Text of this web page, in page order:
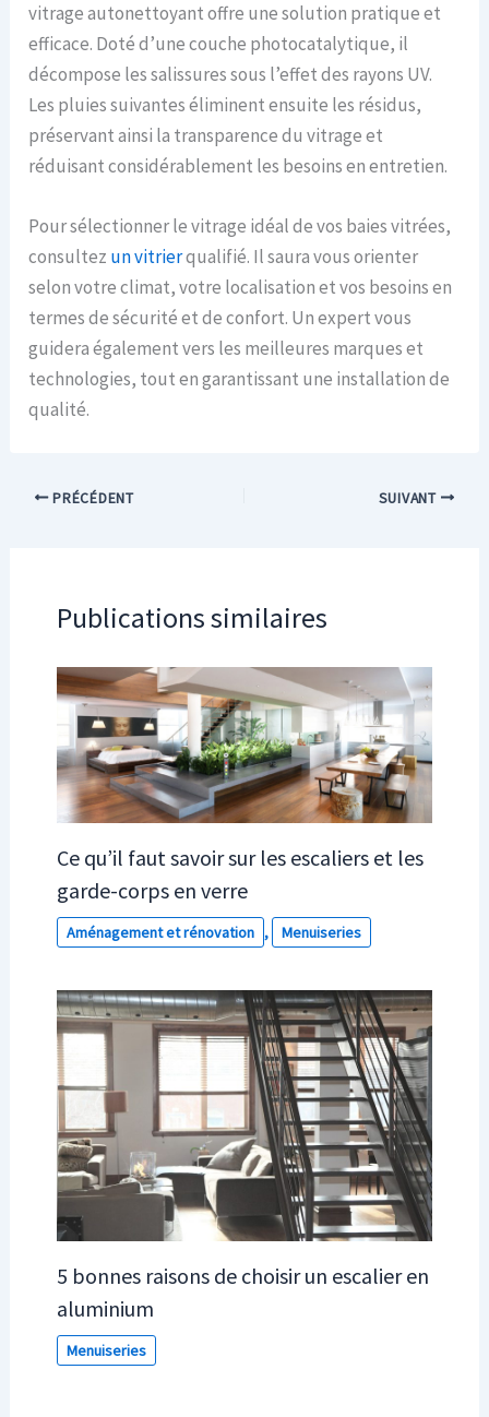
vitrage autonettoyant offre une solution pratique et
efficace. Doté d’une couche photocatalytique, il
décompose les salissures sous l’effet des rayons UV.
Les pluies suivantes éliminent ensuite les résidus,
préservant ainsi la transparence du vitrage et
réduisant considérablement les besoins en entretien.
Pour sélectionner le vitrage idéal de vos baies vitrées,
consultez unvitrierqualifié. Il saura vous orienter
selon votre climat, votre localisation et vos besoins en
termes de sécurité et de confort. Un expert vous
guidera également vers les meilleures marques et
technologies, tout en garantissant une installation de
qualité.
PRÉCÉDENT SUIVANT
Publications similaires
Ce qu’il faut savoir sur les escaliers et les
garde-corps en verre
Aménagement et rénovation , Menuiseries
5 bonnes raisons de choisir un escalier en
aluminium
Menuiseries